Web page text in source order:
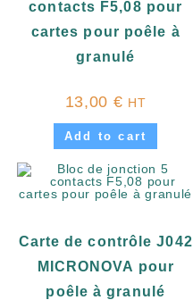
contacts F5,08 pour
cartes pour poêle à
granulé
13,00 € HT
Add to cart
Carte de contrôle J042
MICRONOVA pour
poêle à granulé